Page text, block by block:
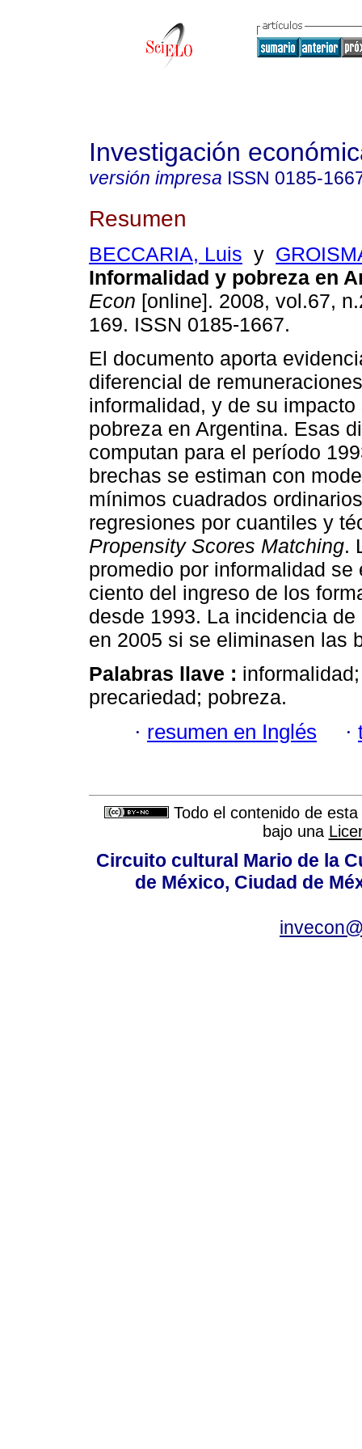
Investigación
versión impresa ISSN 0185-
Resumen
BECCARIA, Luis y
Informalidad y pobreza en
Econ [online]. 2008, vol.67,
169. ISSN 0185-1667.
El documento aporta
diferencial de
informalidad, y de su impacto
pobreza en Argentina. Esas
computan para el período
brechas se estiman con
mínimos cuadrados
regresiones por cuantiles y
Propensity Scores Matching.
promedio por informalidad
ciento del ingreso de los
desde 1993. La incidencia
en 2005 si se eliminasen las
Palabras llave :
precariedad; pobreza.
· resumen en Inglés ·
Todo el contenido de
bajo una
Circuito cultural Mario de la
de México, Ciudad de